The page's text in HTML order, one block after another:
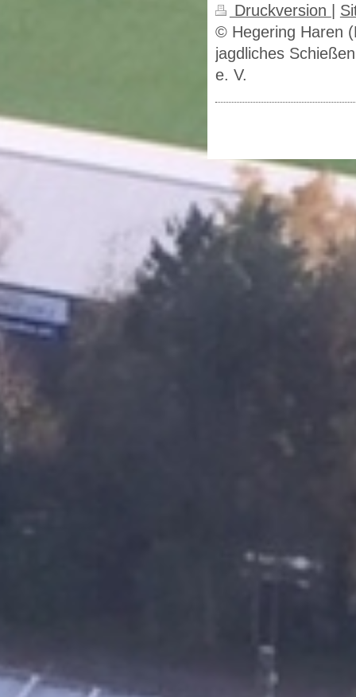
Druckversion
© Hegering Haren
jagdliches
e. V.